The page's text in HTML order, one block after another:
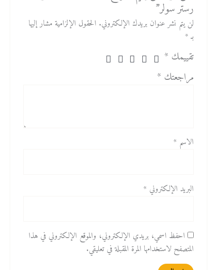
رستر سولر”
لن يتم نشر عنوان بريدك الإلكتروني. الحقول الإلزامية مشار إليها
بـ*
تقييمك *
مراجعتك *
الاسم *
البريد الإلكتروني *
احفظ اسمي، بريدي الإلكتروني، والموقع الإلكتروني في هذا
المتصفح لاستخدامها المرة المقبلة في تعليقي.